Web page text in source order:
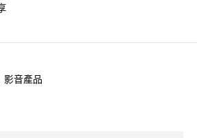
影音產品